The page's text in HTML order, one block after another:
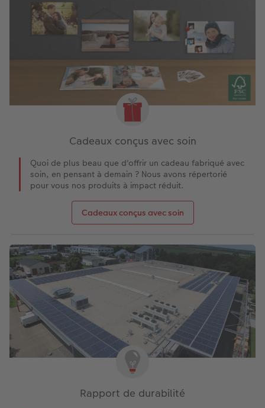
Cadeaux conçus avec soin
Quoi de plus beau que d'offrir un cadeau fabriqué avec
soin, en pensant à demain ? Nous avons répertorié
pour vous nos produits à impact réduit.
Cadeaux conçus avec soin
Rapport de durabilité